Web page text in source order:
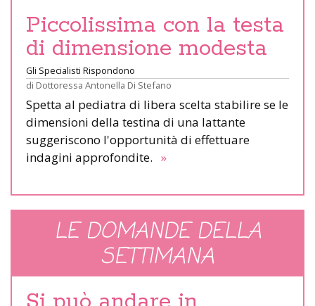
Piccolissima con la testa
di dimensione modesta
Gli Specialisti Rispondono
di Dottoressa Antonella Di Stefano
Spetta al pediatra di libera scelta stabilire se le
dimensioni della testina di una lattante
suggeriscono l'opportunità di effettuare
indagini approfondite. »
LE DOMANDE DELLA
SETTIMANA